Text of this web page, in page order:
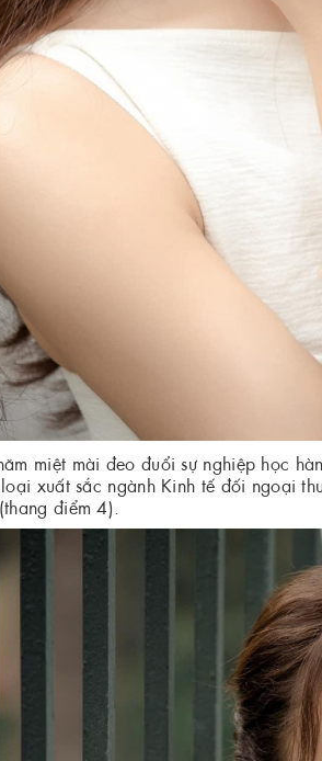
miệt mài đeo đuổi sự nghiệp học
xuất sắc ngành Kinh tế đối ngoại
điểm 4).